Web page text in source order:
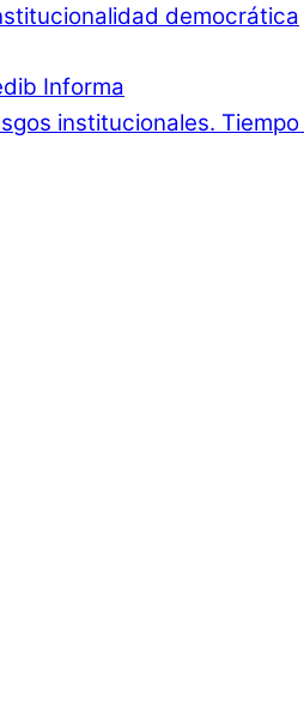
democrática
Informa
institucionales.